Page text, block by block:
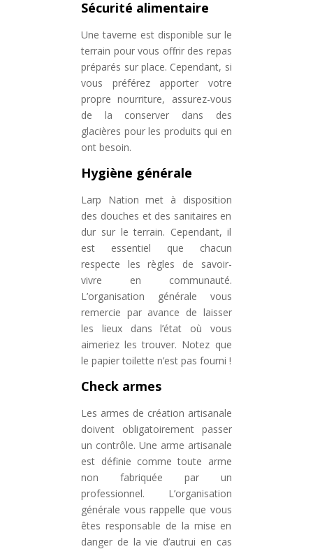
Sécurité alimentaire
Une taverne est disponible sur le
terrain pour vous offrir des repas
préparés sur place. Cependant, si
vous préférez apporter votre
propre nourriture, assurez-vous
de la conserver dans des
glacières pour les produits qui en
ont besoin.
Hygiène générale
Larp Nation met à disposition
des douches et des sanitaires en
dur sur le terrain. Cependant, il
est essentiel que chacun
respecte les règles de savoir-
vivre en communauté.
L’organisation générale vous
remercie par avance de laisser
les lieux dans l’état où vous
aimeriez les trouver. Notez que
le papier toilette n’est pas fourni !
Check armes
Les armes de création artisanale
doivent obligatoirement passer
un contrôle. Une arme artisanale
est définie comme toute arme
non fabriquée par un
professionnel. L’organisation
générale vous rappelle que vous
êtes responsable de la mise en
danger de la vie d’autrui en cas